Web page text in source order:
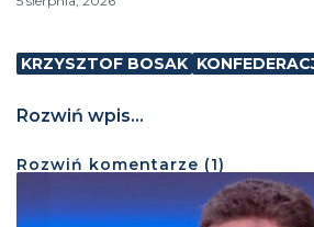
KRZYSZTOF BOSAK
Rozwiń wpis...
Rozwiń komentarze (1)